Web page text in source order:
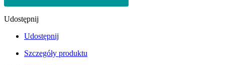
Udostępnij
Udostępnij
Szczegóły produktu